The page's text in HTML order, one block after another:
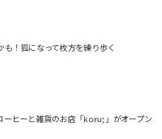
も！狐になって枚方を練り歩く
ーヒーと雑貨のお店「koru;」がオープン